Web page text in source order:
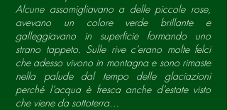
Alcune assomigliavano a delle piccole rose,
avevano un colore verde brillante e
galleggiavano in superficie formando uno
strano tappeto. Sulle rive c’erano molte felci
che adesso vivono in montagna e sono rimaste
nella palude dal tempo delle glaciazioni
perché l’acqua è fresca anche d’estate visto
che viene da sottoterra…